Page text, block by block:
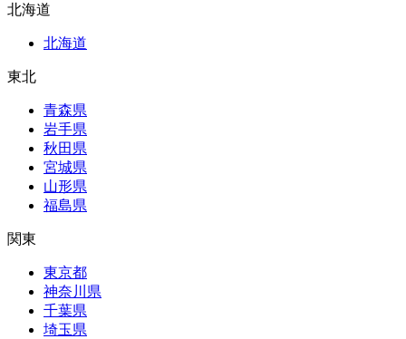
北海道
北海道
東北
青森県
岩手県
秋田県
宮城県
山形県
福島県
関東
東京都
神奈川県
千葉県
埼玉県